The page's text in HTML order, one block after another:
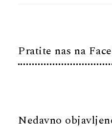
Pratite nas na
Nedavno